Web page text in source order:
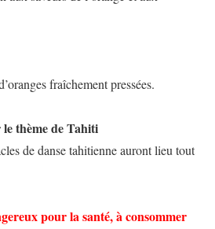
fraîchement pressées.
thème de Tahiti
de danse tahitienne auront lieu tout
pour la santé, à consommer